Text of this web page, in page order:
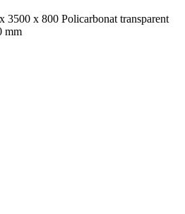
3500 x 800 Policarbonat transparent
mm